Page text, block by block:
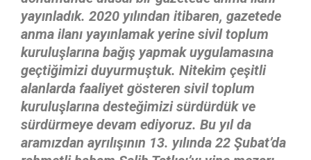
yayınladık. 2020 yılından itibaren, gazetede
anma ilanı yayınlamak yerine sivil toplum
kuruluşlarına bağış yapmak uygulamasına
geçtiğimizi duyurmuştuk. Nitekim çeşitli
alanlarda faaliyet gösteren sivil toplum
kuruluşlarına desteğimizi sürdürdük ve
sürdürmeye devam ediyoruz. Bu yıl da
aramızdan ayrılışının 13. yılında 22 Şubat’da